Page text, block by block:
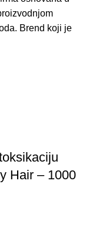
Brend koji je
Hair – 1000